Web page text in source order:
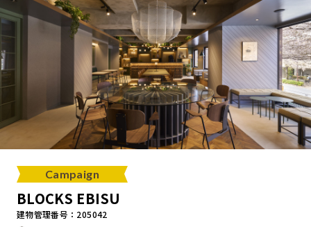
Campaign
BLOCKS EBISU
建物管理番号：205042